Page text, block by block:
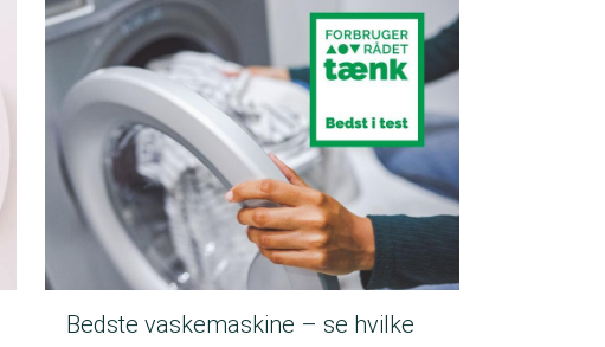
Bedste vaskemaskine – se hvilke